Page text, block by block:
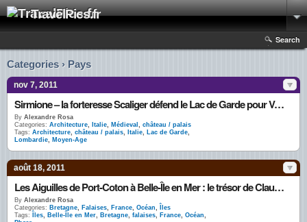
TravelPics.fr
Search
Categories › Pays
nov 7, 2011
Sirmione – la forteresse Scaliger défend le Lac de Garde pour Vérone
By Alexandre Rosa
Categories: Architecture, Italie, Médieval , château / palais
Tags: Architecture, château / palais, Italie, Lac de Garde,
Lombardie, Moyen-Age
août 18, 2011
Les Aiguilles de Port-Coton à Belle-Île en Mer : le trésor de Claude Monet
By Alexandre Rosa
Categories: Bretagne, Falaises, France, Océan,
Îles
Tags:
Îles, Belle-Île en Mer, Bretagne, falaises, France, Océan,